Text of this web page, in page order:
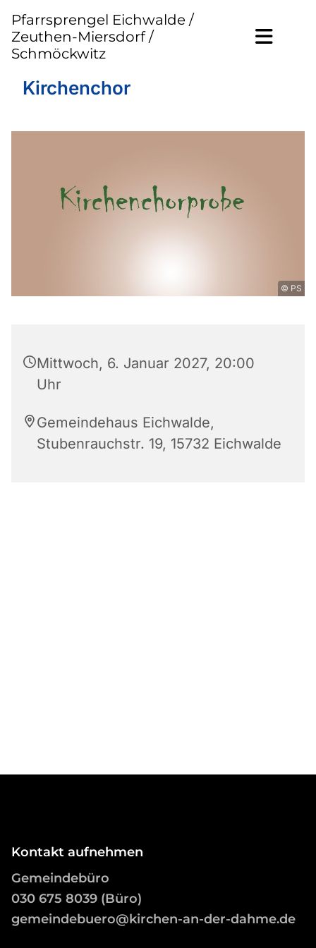
Pfarrsprengel Eichwalde /
Zeuthen-Miersdorf /
Schmöckwitz
Kirchenchor
© PS
Mittwoch, 6. Januar 2027, 20:00
Uhr
Gemeindehaus Eichwalde,
Stubenrauchstr. 19, 15732 Eichwalde
Kontakt aufnehmen
Gemeindebüro
030 675 8039 (Büro)
gemeindebuero@kirchen-an-der-dahme.de